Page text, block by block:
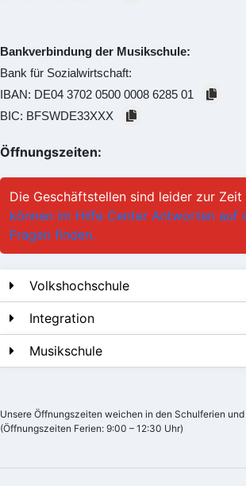
Bankverbindung der Musikschule:
Bank für Sozialwirtschaft:
IBAN: DE04 3702 0500 0008 6285 01
BIC: BFSWDE33XXX
Öffnungszeiten:
Die Geschäftstellen sind leider zur Zeit
können im Hilfe Center Antworten auf
Fragen finden.
Volkshochschule
Integration
Musikschule
Unsere Öffnungszeiten weichen in den Schulferien
(Öffnungszeiten Ferien: 9:00 – 12:30 Uhr)